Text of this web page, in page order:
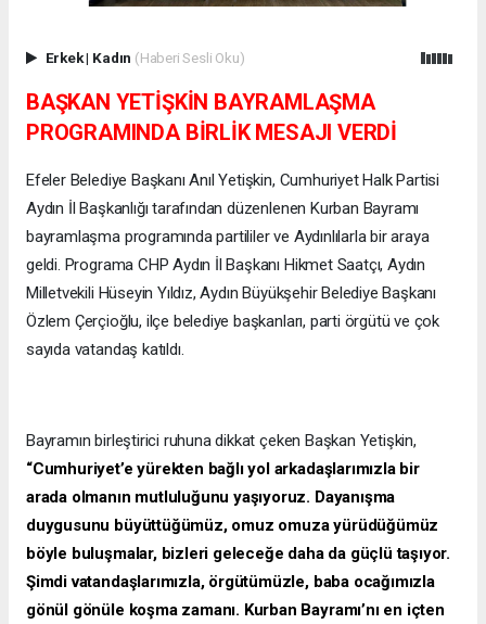
Erkek| Kadın (Haberi Sesli Oku)
BAŞKAN YETİŞKİN BAYRAMLAŞMA
PROGRAMINDA BİRLİK MESAJI VERDİ
Efeler Belediye Başkanı Anıl Yetişkin, Cumhuriyet Halk Partisi
Aydın İl Başkanlığı tarafından düzenlenen Kurban Bayramı
bayramlaşma programında partililer ve Aydınlılarla bir araya
geldi. Programa CHP Aydın İl Başkanı Hikmet Saatçı, Aydın
Milletvekili Hüseyin Yıldız, Aydın Büyükşehir Belediye Başkanı
Özlem Çerçioğlu, ilçe belediye başkanları, parti örgütü ve çok
sayıda vatandaş katıldı.
Bayramın birleştirici ruhuna dikkat çeken Başkan Yetişkin,
“Cumhuriyet’e yürekten bağlı yol arkadaşlarımızla bir
arada olmanın mutluluğunu yaşıyoruz. Dayanışma
duygusunu büyüttüğümüz, omuz omuza yürüdüğümüz
böyle buluşmalar, bizleri geleceğe daha da güçlü taşıyor.
Şimdi vatandaşlarımızla, örgütümüzle, baba ocağımızla
gönül gönüle koşma zamanı. Kurban Bayramı’nı en içten